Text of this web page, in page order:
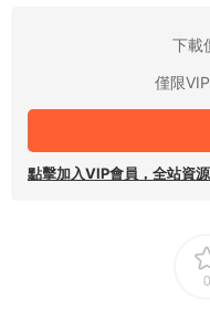
下載
僅限
點擊加入VIP會員，全站資
0